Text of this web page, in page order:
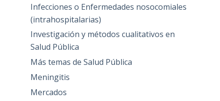
Infecciones o Enfermedades nosocomiales
(intrahospitalarias)
Investigación y métodos cualitativos en
Salud Pública
Más temas de Salud Pública
Meningitis
Mercados